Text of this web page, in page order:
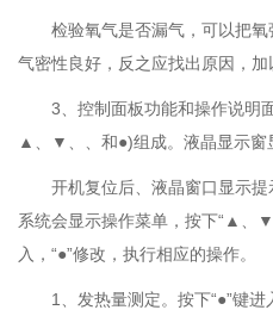
检验氧气是否漏气，可以把
气密性良好，反之应找出原因，加
3、控制面板功能和操作说明
▲、▼、、和●)组成。液晶显示窗
开机复位后、液晶窗口显示提
系统会显示操作菜单，按下“▲、
入，“●”修改，执行相应的操作。
1、发热量测定。按下“●”键进